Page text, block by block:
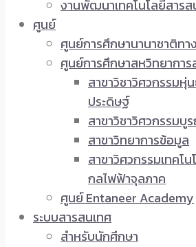
งานพัฒนาเทคโนโลยีสารส
ศูนย์
ศูนย์การศึกษานานาชาติท
ศูนย์การศึกษาสหวิทยาการ
สาขาวิชาวิศวกรรม
ประดิษฐ์
สาขาวิชาวิศวกรรมบู
สาขาวิทยาการข้อมูล
สาขาวิศวกรรมเทคโ
กลไฟฟ้าจุลภาค
ศูนย์ Entaneer Academy
ระบบสารสนเทศ
สำหรับนักศึกษา